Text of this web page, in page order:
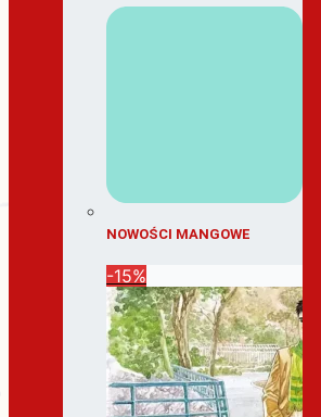
NOWOŚCI MANGOWE
-15%